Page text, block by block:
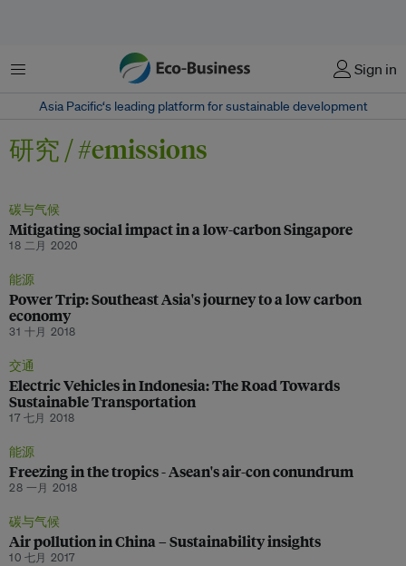
菜单 Sign in
Asia Pacific‘s leading platform for sustainable development
研究 / #emissions
碳与气候
Mitigating social impact in a low-carbon Singapore
18 二月 2020
能源
Power Trip: Southeast Asia's journey to a low carbon
economy
31 十月 2018
交通
Electric Vehicles in Indonesia: The Road Towards
Sustainable Transportation
17 七月 2018
能源
Freezing in the tropics - Asean's air-con conundrum
28 一月 2018
碳与气候
Air pollution in China – Sustainability insights
10 七月 2017